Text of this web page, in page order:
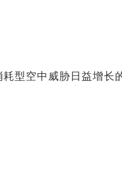
型空中威胁日益增